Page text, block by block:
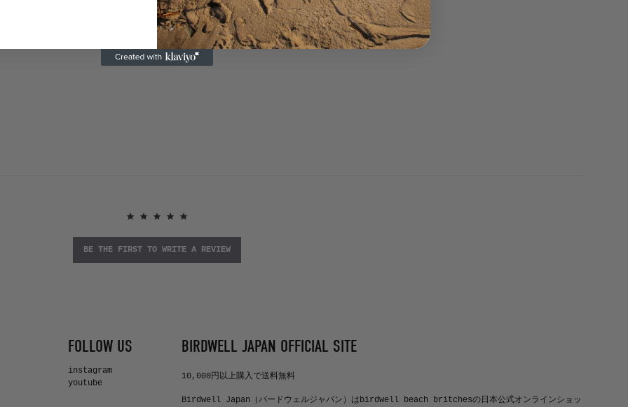
BE THE FIRST TO WRITE A REVIEW
BIRDWELL JAPAN OFFICIAL SITE
10,000円以上購入で送料無料
Birdwell Japan（バードウェルジャパン）はbirdwell beach britchesの日本公式オンラインショッ
FOLLOW US
instagram
youtube